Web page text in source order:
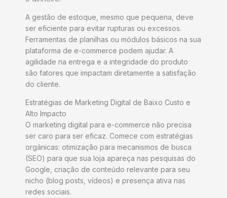
A gestão de estoque, mesmo que pequena, deve
ser eficiente para evitar rupturas ou excessos.
Ferramentas de planilhas ou módulos básicos na sua
plataforma de e-commerce podem ajudar. A
agilidade na entrega e a integridade do produto
são fatores que impactam diretamente a satisfação
do cliente.
Estratégias de Marketing Digital de Baixo Custo e
Alto Impacto
O marketing digital para e-commerce não precisa
ser caro para ser eficaz. Comece com estratégias
orgânicas: otimização para mecanismos de busca
(SEO) para que sua loja apareça nas pesquisas do
Google, criação de conteúdo relevante para seu
nicho (blog posts, vídeos) e presença ativa nas
redes sociais.